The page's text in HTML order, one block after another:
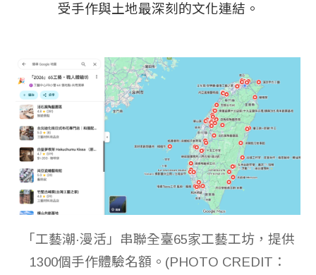
受手作與土地最深刻的文化連結。
「工藝潮·漫活」串聯全臺65家工藝工坊，提供
1300個手作體驗名額。(PHOTO CREDIT：